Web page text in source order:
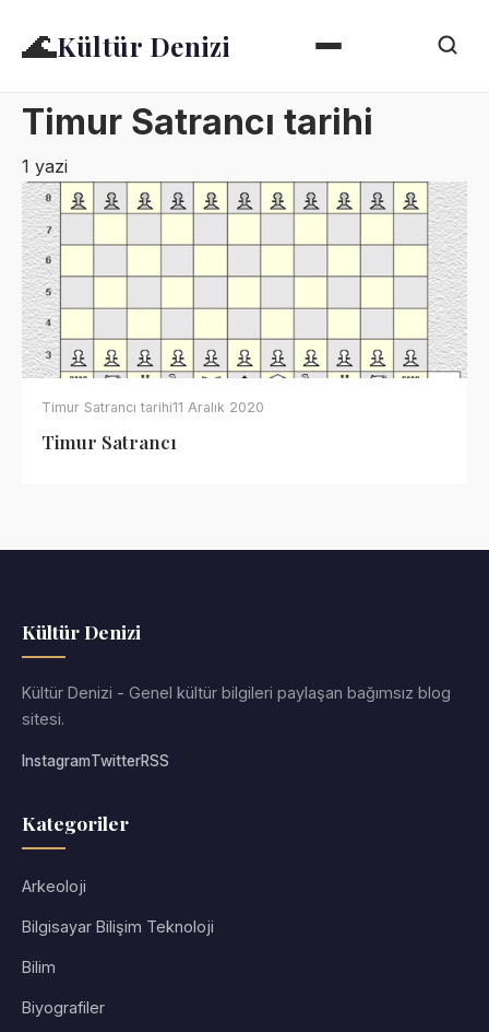
🌊Kültür Denizi
Timur Satrancı tarihi
1 yazi
Timur Satrancı tarihi11 Aralık 2020
Timur Satrancı
Kültür Denizi
Kültür Denizi - Genel kültür bilgileri paylaşan bağımsız blog
sitesi.
InstagramTwitterRSS
Kategoriler
Arkeoloji
Bilgisayar Bilişim Teknoloji
Bilim
Biyografiler